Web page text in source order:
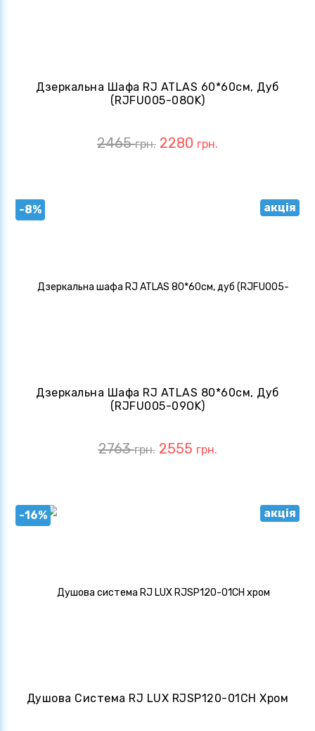
Дзеркальна Шафа RJ ATLAS 60*60см, Дуб
(RJFU005-08OK)
2465грн. 2280 грн.
-8% акція
Дзеркальна Шафа RJ ATLAS 80*60см, Дуб
(RJFU005-09OK)
2763грн. 2555 грн.
-16% акція
Душова Система RJ LUX RJSP120-01CH Хром